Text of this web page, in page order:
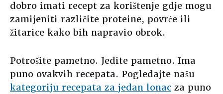
dobro imati recept za korištenje gdje mogu
zamijeniti različite proteine, povrće ili
žitarice kako bih napravio obrok.
Potrošite pametno. Jedite pametno. Ima
puno ovakvih recepata. Pogledajte našu
kategoriju recepata za jedan lonac za puno